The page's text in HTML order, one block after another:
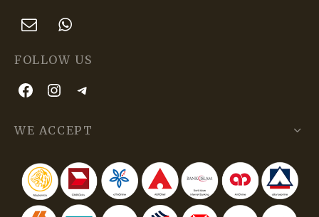
FOLLOW US
WE ACCEPT